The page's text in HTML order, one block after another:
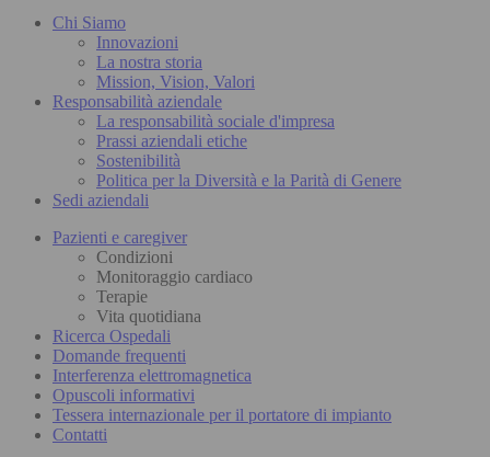
Chi Siamo
Innovazioni
La nostra storia
Mission, Vision, Valori
Responsabilità aziendale
La responsabilità sociale d'impresa
Prassi aziendali etiche
Sostenibilità
Politica per la Diversità e la Parità di Genere
Sedi aziendali
Pazienti e caregiver
Condizioni
Monitoraggio cardiaco
Terapie
Vita quotidiana
Ricerca Ospedali
Domande frequenti
Interferenza elettromagnetica
Opuscoli informativi
Tessera internazionale per il portatore di impianto
Contatti